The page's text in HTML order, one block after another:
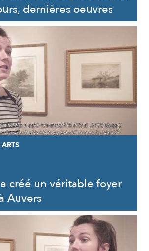
dernières oeuvres
créé un véritable foyer
Auvers